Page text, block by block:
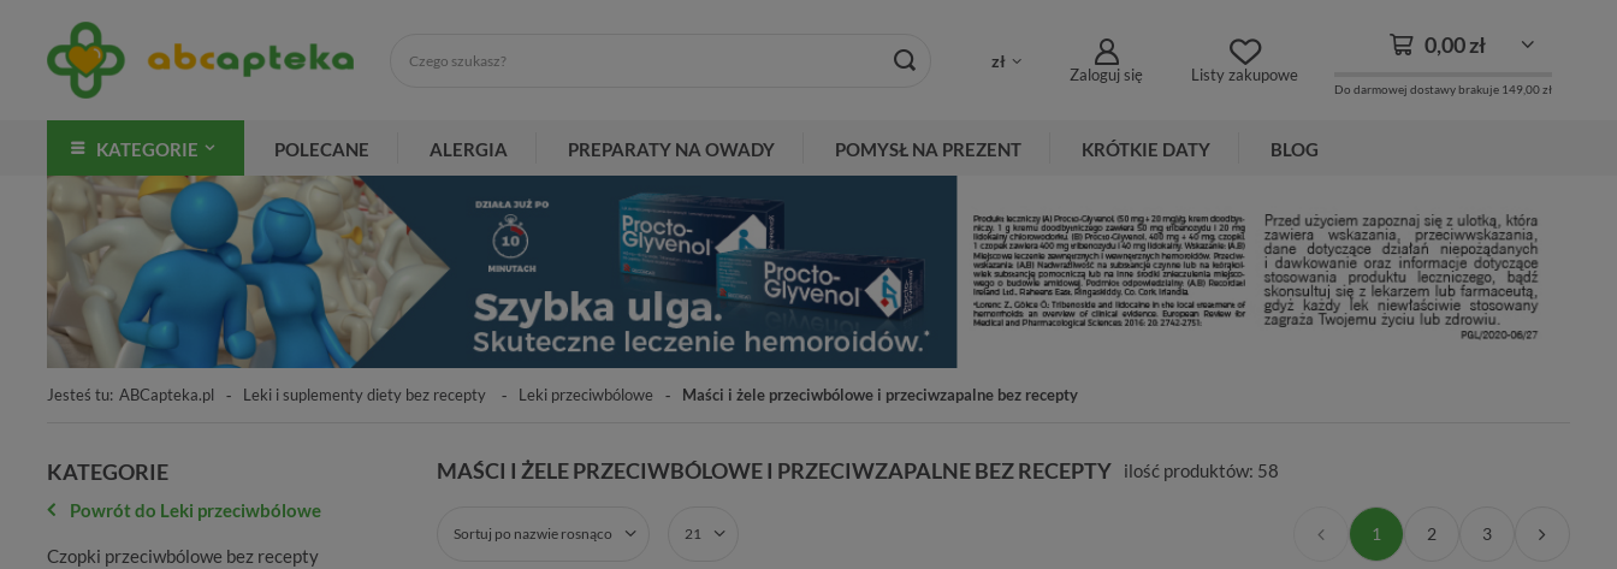
zł
Zaloguj się Listy zakupowe
0,00 zł
Do darmowej dostawy brakuje 149,00 zł
KATEGORIE POLECANE ALERGIA PREPARATY NA OWADY POMYSŁ NA PREZENT KRÓTKIE DATY BLOG
Jesteś tu: ABCapteka.pl Leki i suplementy diety bez recepty Leki przeciwbólowe Maści i żele przeciwbólowe i przeciwzapalne bez recepty
KATEGORIE
Powrót do Leki przeciwbólowe
Czopki przeciwbólowe bez recepty
MAŚCI I ŻELE PRZECIWBÓLOWE I PRZECIWZAPALNE BEZ RECEPTY ilość produktów: 58
Sortuj po nazwie rosnąco 21 1 2 3